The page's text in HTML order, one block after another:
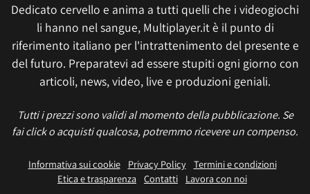
Dedicato cervello e anima a tutti quelli che i videogiochi
li hanno nel sangue, Multiplayer.it è il punto di
riferimento italiano per l'intrattenimento del presente e
del futuro. Preparatevi ad essere stupiti ogni giorno con
articoli, news, video, live e produzioni geniali.
Tutti i prezzi sono validi al momento della pubblicazione. Se
fai click o acquisti qualcosa, potremmo ricevere un compenso.
Informativa sui cookie Privacy Policy
Termini e condizioni
Etica e trasparenza Contatti
Lavora con noi